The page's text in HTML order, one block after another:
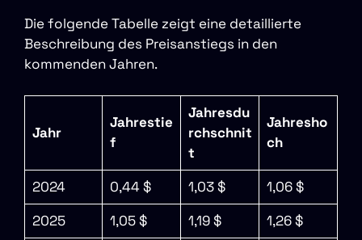
Die folgende Tabelle zeigt eine detaillierte
Beschreibung des Preisanstiegs in den
kommenden Jahren.
Jahr
Jahrestie
f
Jahresdu
rchschnit
t
Jahresho
ch
2024 0,44 $ 1,03 $
1,06 $
2025
1,05 $ 1,19 $ 1,26 $